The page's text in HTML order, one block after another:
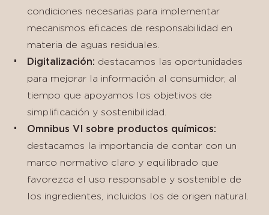
condiciones necesarias para implementar
mecanismos eficaces de responsabilidad en
materia de aguas residuales.
Digitalización: destacamos las oportunidades
para mejorar la información al consumidor, al
tiempo que apoyamos los objetivos de
simplificación y sostenibilidad.
Omnibus VI sobre productos químicos:
destacamos la importancia de contar con un
marco normativo claro y equilibrado que
favorezca el uso responsable y sostenible de
los ingredientes, incluidos los de origen natural.